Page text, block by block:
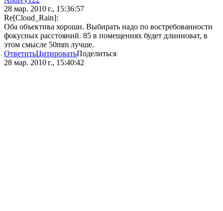
28 мар. 2010 г., 15:36:57
Re[Cloud_Rain]:
Оба объектива хороши. Выбирать надо по востребованности
фокусных расстояний. 85 в помещениях будет длинноват, в
этом смысле 50mm лучше.
ОтветитьЦитироватьПоделиться
28 мар. 2010 г., 15:40:42